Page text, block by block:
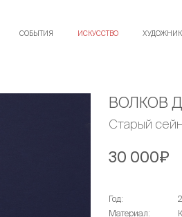
СОБЫТИЯ ИСКУССТВО
ВОЛКОВ
Старый
30 000₽
Год:
Материал: